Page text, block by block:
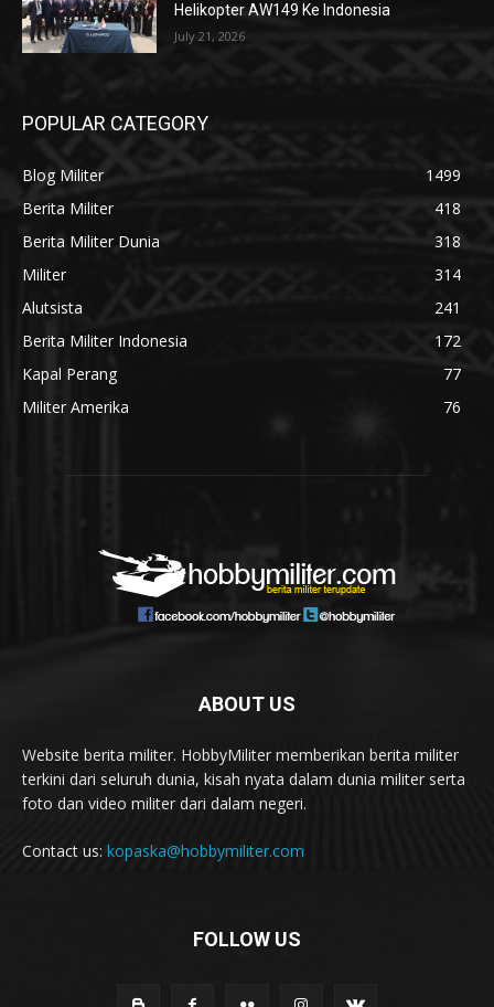
Helikopter AW149 Ke Indonesia
July 21, 2026
POPULAR CATEGORY
Blog Militer
1499
Berita Militer
418
Berita Militer Dunia
318
Militer
314
Alutsista
241
Berita Militer Indonesia
172
Kapal Perang
77
Militer Amerika
76
ABOUT US
Website berita militer. HobbyMiliter memberikan berita militer
terkini dari seluruh dunia, kisah nyata dalam dunia militer serta
foto dan video militer dari dalam negeri.
Contact us: kopaska@hobbymiliter.com
FOLLOW US